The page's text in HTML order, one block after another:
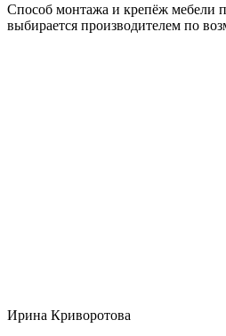
Способ монтажа и крепёж мебели
выбирается производителем по
Ирина Криворотова